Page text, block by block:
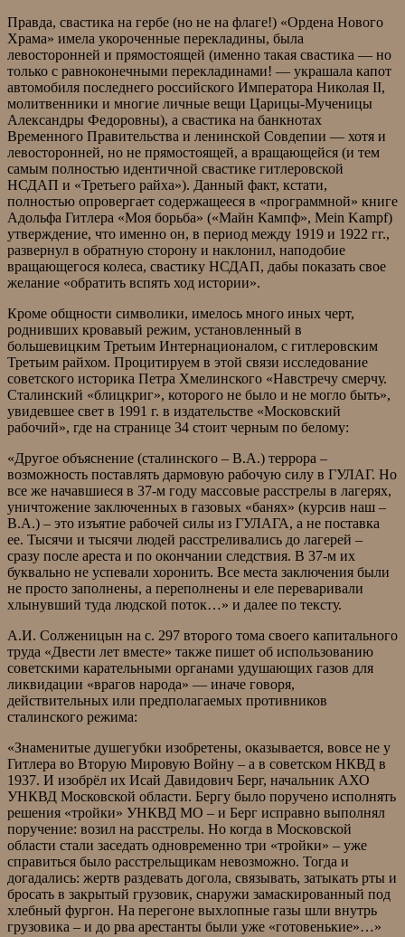
Правда, свастика на гербе (но не на флаге!) «Ордена Нового
Храма» имела укороченные перекладины, была
левосторонней и прямостоящей (именно такая свастика — но
только с равноконечными перекладинами! — украшала капот
автомобиля последнего российского Императора Николая II,
молитвенники и многие личные вещи Царицы-Мученицы
Александры Федоровны), а свастика на банкнотах
Временного Правительства и ленинской Совдепии — хотя и
левосторонней, но не прямостоящей, а вращающейся (и тем
самым полностью идентичной свастике гитлеровской
НСДАП и «Третьего райха»). Данный факт, кстати,
полностью опровергает содержащееся в «программной» книге
Адольфа Гитлера «Моя борьба» («Майн Кампф», Mein Kampf)
утверждение, что именно он, в период между 1919 и 1922 гг.,
развернул в обратную сторону и наклонил, наподобие
вращающегося колеса, свастику НСДАП, дабы показать свое
желание «обратить вспять ход истории».
Кроме общности символики, имелось много иных черт,
роднивших кровавый режим, установленный в
большевицким Третьим Интернационалом, с гитлеровским
Третьим райхом. Процитируем в этой связи исследование
советского историка Петра Хмелинского «Навстречу смерчу.
Сталинский «блицкриг», которого не было и не могло быть»,
увидевшее свет в 1991 г. в издательстве «Московский
рабочий», где на странице 34 стоит черным по белому:
«Другое объяснение (сталинского – В.А.) террора –
возможность поставлять дармовую рабочую силу в ГУЛАГ. Но
все же начавшиеся в 37-м году массовые расстрелы в лагерях,
уничтожение заключенных в газовых «банях» (курсив наш –
В.А.) – это изъятие рабочей силы из ГУЛАГА, а не поставка
ее. Тысячи и тысячи людей расстреливались до лагерей –
сразу после ареста и по окончании следствия. В 37-м их
буквально не успевали хоронить. Все места заключения были
не просто заполнены, а переполнены и еле переваривали
хлынувший туда людской поток…» и далее по тексту.
А.И. Солженицын на с. 297 второго тома своего капитального
труда «Двести лет вместе» также пишет об использованию
советскими карательными органами удушающих газов для
ликвидации «врагов народа» — иначе говоря,
действительных или предполагаемых противников
сталинского режима:
«Знаменитые душегубки изобретены, оказывается, вовсе не у
Гитлера во Вторую Мировую Войну – а в советском НКВД в
1937. И изобрёл их Исай Давидович Берг, начальник АХО
УНКВД Московской области. Бергу было поручено исполнять
решения «тройки» УНКВД МО – и Берг исправно выполнял
поручение: возил на расстрелы. Но когда в Московской
области стали заседать одновременно три «тройки» – уже
справиться было расстрельщикам невозможно. Тогда и
догадались: жертв раздевать догола, связывать, затыкать рты и
бросать в закрытый грузовик, снаружи замаскированный под
хлебный фургон. На перегоне выхлопные газы шли внутрь
грузовика – и до рва арестанты были уже «готовенькие»…»